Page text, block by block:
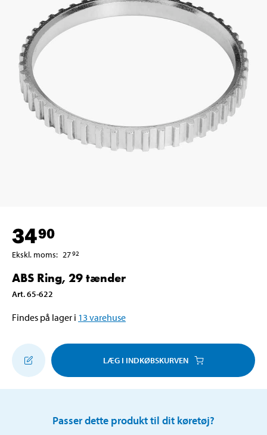
3490
Ekskl. moms: 2792
ABS Ring, 29 tænder
Art.65-622
Findes på lager i 13 varehuse
LÆG I INDKØBSKURVEN
Passer dette produkt til dit køretøj?